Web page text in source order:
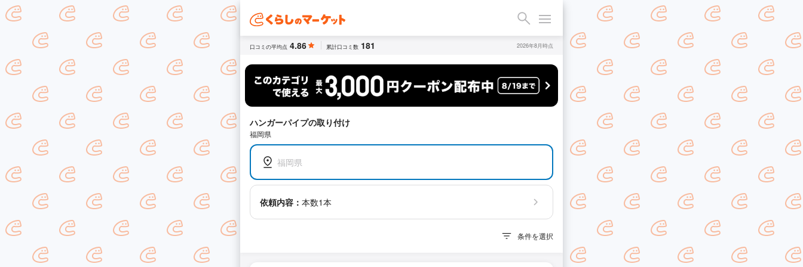
口コミの平均点 4.86 累計口コミ数 181 2026年8月時点
ハンガーパイプの取り付け
福岡県
福岡県
依頼内容： 本数1本
条件を選択